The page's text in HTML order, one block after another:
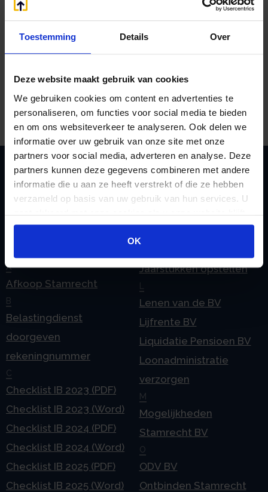
Toestemming Details Over
Deze website maakt gebruik van cookies
We gebruiken cookies om content en advertenties te
personaliseren, om functies voor social media te bieden
en om ons websiteverkeer te analyseren. Ook delen we
informatie over uw gebruik van onze site met onze
partners voor social media, adverteren en analyse. Deze
partners kunnen deze gegevens combineren met andere
informatie die u aan ze heeft verstrekt of die ze hebben
verzameld op basis van uw gebruik van hun services. U
gaat akkoord met onze cookies als u onze website blijft
gebruiken.
OK
wordt toegepast bij fiscale reserves die ten
onrechte op de balans blijven staan. Wanneer
een herinvesteringsreserve niet binnen de
wettelijke termijn vrijvalt of wordt aangewend,
vrijvallen in het oudst openstaande jaar.
Bron:Gerechtshof ‘s-Hertogenbosch | jurisprudentie |
ECLI:NL:GHSHE:2024:3642 | 19-11-2024
Handige links
A
Afkoop Stamrecht
B
Belastingdienst
doorgeven
rekeningnummer
C
Checklist IB 2023 (PDF)
Checklist IB 2023 (Word)
Checklist IB 2024 (PDF)
Checklist IB 2024 (Word)
Checklist IB 2025 (PDF)
Checklist IB 2025 (Word)
Jaarstukken opstellen
L
Lenen van de BV
Lijfrente BV
Liquidatie Pensioen BV
Loonadministratie
verzorgen
M
Mogelijkheden
Stamrecht BV
O
ODV BV
Ontbinden Stamrecht